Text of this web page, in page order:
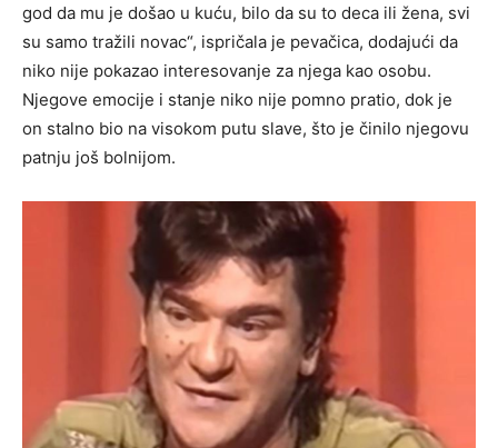
god da mu je došao u kuću, bilo da su to deca ili žena, svi
su samo tražili novac“, ispričala je pevačica, dodajući da
niko nije pokazao interesovanje za njega kao osobu.
Njegove emocije i stanje niko nije pomno pratio, dok je
on stalno bio na visokom putu slave, što je činilo njegovu
patnju još bolnijom.